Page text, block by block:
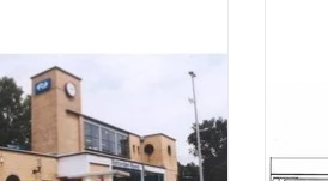
AAN WINKELWAGEN